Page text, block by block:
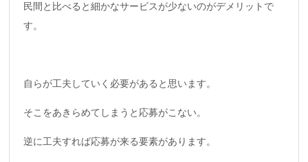
民間と比べると細かなサービスが少ないのがデメリットで
す。
自らが工夫していく必要があると思います。
そこをあきらめてしまうと応募がこない。
逆に工夫すれば応募が来る要素があります。